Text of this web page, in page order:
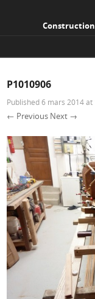
P1010906
Published6 mars 2014at
← Previous Next →